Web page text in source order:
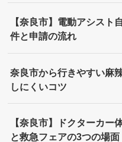
【奈良市】電動アシスト
件と申請の流れ
奈良市から行きやすい麻
しにくいコツ
【奈良市】ドクターカー
と救急フェアの3つの場面